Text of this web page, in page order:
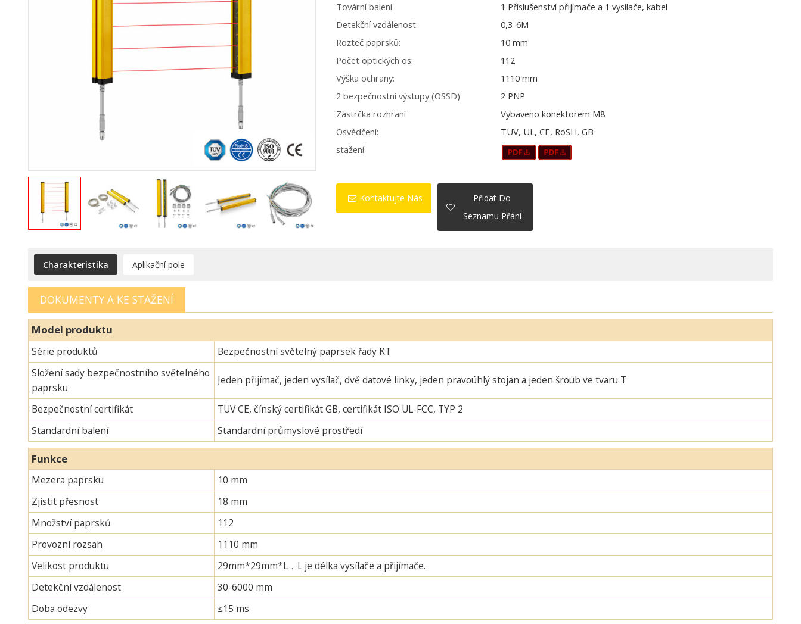
Tovární balení
1 Příslušenství přijímače a 1 vysílače, kabel
Detekční vzdálenost:
0,3-6M
Rozteč paprsků:
10 mm
Počet optických os:
112
Výška ochrany:
1110 mm
2 bezpečnostní výstupy (OSSD)
2 PNP
Zástrčka rozhraní
Vybaveno konektorem M8
Osvědčení:
TUV, UL, CE, RoSH, GB
stažení
Kontaktujte Nás
Přidat Do
Seznamu Přání
Charakteristika Aplikační pole
DOKUMENTY A KE STAŽENÍ
Model produktu
Série produktů
Bezpečnostní světelný paprsek řady KT
Složení sady bezpečnostního světelného
paprsku
Jeden přijímač, jeden vysílač, dvě datové linky, jeden pravoúhlý stojan a jeden šroub ve tvaru T
Bezpečnostní certifikát
TÜV CE, čínský certifikát GB, certifikát ISO UL-FCC, TYP 2
Standardní balení
Standardní průmyslové prostředí
Funkce
Mezera paprsku
10 mm
Zjistit přesnost
18 mm
Množství paprsků
112
Provozní rozsah
1110 mm
Velikost produktu
29mm*29mm*L，L je délka vysílače a přijímače.
Detekční vzdálenost
30-6000 mm
Doba odezvy
≤15 ms